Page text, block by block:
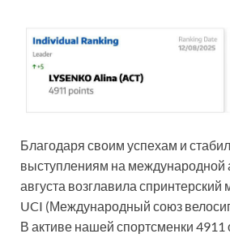
Благодаря своим успехам и
выступлениям на международной
августа возглавила спринтерский
UCI (Международный союз
В активе нашей спортсменки 4911